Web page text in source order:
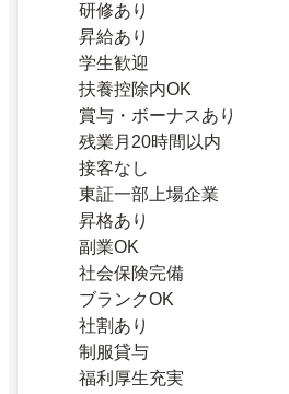
研修あり
昇給あり
学生歓迎
扶養控除内OK
賞与・ボーナスあり
残業月20時間以内
接客なし
東証一部上場企業
昇格あり
副業OK
社会保険完備
ブランクOK
社割あり
制服貸与
福利厚生充実